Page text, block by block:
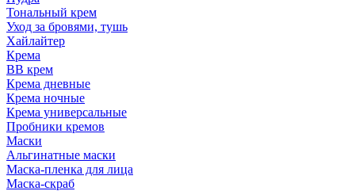
Тональный крем
Уход за бровями, тушь
Хайлайтер
Крема
ВВ крем
Крема дневные
Крема ночные
Крема универсальные
Пробники кремов
Маски
Альгинатные маски
Маска-пленка для лица
Маска-скраб